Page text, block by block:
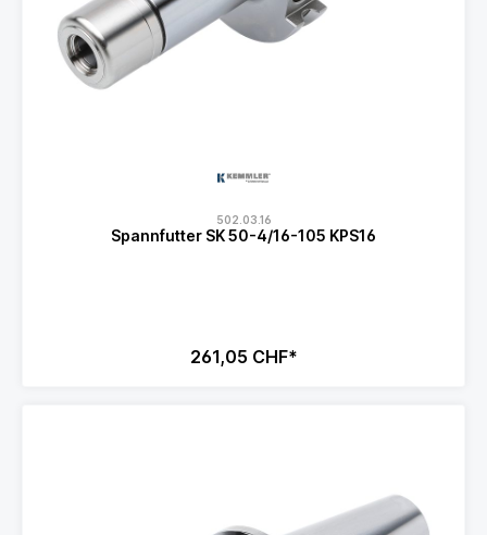
502.03.16
Spannfutter SK 50-4/16-105 KPS16
261,05 CHF*